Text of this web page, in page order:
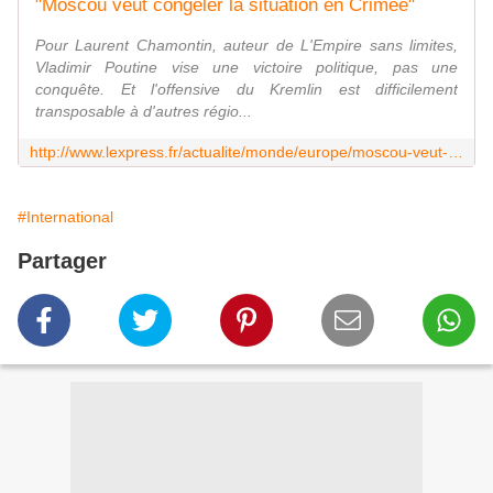
"Moscou veut congeler la situation en Crimée"
Pour Laurent Chamontin, auteur de L'Empire sans limites,
Vladimir Poutine vise une victoire politique, pas une
conquête. Et l'offensive du Kremlin est difficilement
transposable à d'autres régio...
#International
Partager